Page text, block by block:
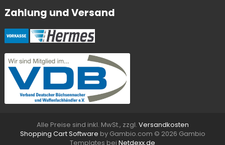
Zahlung und Versand
Alle Preise sind inkl. MwSt., zzgl. Versandkosten
Shopping Cart Software by Gambio.com © 2026 Gambio
Templates bei Netdexx.de